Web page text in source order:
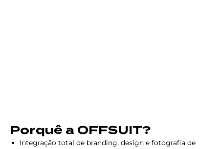
Porquê a OFFSUIT?
Integração total de branding, design e fotografia de